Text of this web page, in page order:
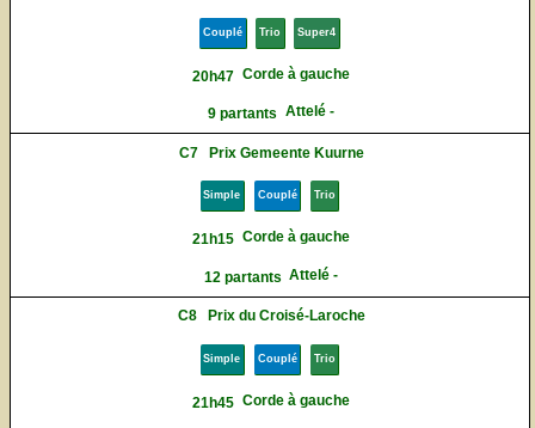
Couplé Trio Super4
20h47 Corde à gauche
9 partants Attelé -
C7 Prix Gemeente Kuurne
Simple Couplé Trio
21h15 Corde à gauche
12 partants Attelé -
C8 Prix du Croisé-Laroche
Simple Couplé Trio
21h45 Corde à gauche